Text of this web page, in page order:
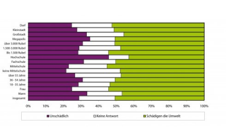
In
Lightbox
öffnen